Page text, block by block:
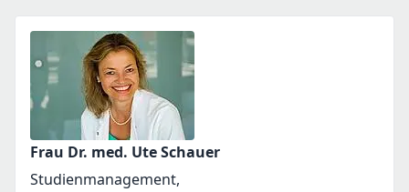
Frau Dr. med. Ute Schauer
Studienmanagement,